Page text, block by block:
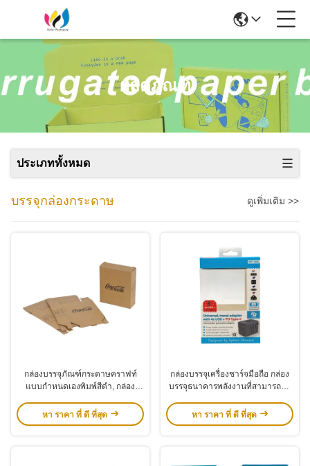
ผลิตภัณฑ์
ประเภททั้งหมด
บรรจุกล่องกระดาษ ดูเพิ่มเติม >>
กล่องบรรจุภัณฑ์กระดาษคราฟท์
แบบกำหนดเองพิมพ์สีดำ, กล่อง
หา ราคา ที่ ดี ที่สุด
กล่องบรรจุเครื่องชาร์จมือถือ กล่อง
บรรจุธนาคารพลังงานที่สามารถทํา
หา ราคา ที่ ดี ที่สุด